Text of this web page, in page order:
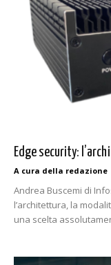
Edge security:
A cura della redazione
Andrea Buscemi di
l’architettura, la
una scelta